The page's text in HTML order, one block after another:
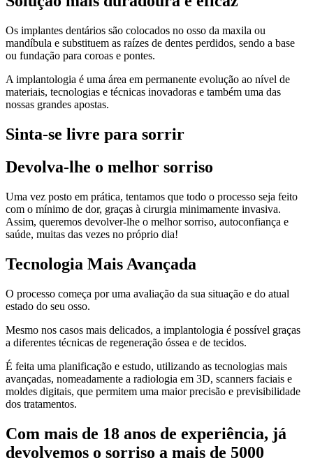
Os implantes dentários são colocados no osso da maxila ou
mandíbula e substituem as raízes de dentes perdidos, sendo a base
ou fundação para coroas e pontes.
A implantologia é uma área em permanente evolução ao nível de
materiais, tecnologias e técnicas inovadoras e também uma das
nossas grandes apostas.
Sinta-se livre para sorrir
Devolva-lhe o melhor sorriso
Uma vez posto em prática, tentamos que todo o processo seja feito
com o mínimo de dor, graças à cirurgia minimamente invasiva.
Assim, queremos devolver-lhe o melhor sorriso, autoconfiança e
saúde, muitas das vezes no próprio dia!
Tecnologia Mais Avançada
O processo começa por uma avaliação da sua situação e do atual
estado do seu osso.
Mesmo nos casos mais delicados, a implantologia é possível graças
a diferentes técnicas de regeneração óssea e de tecidos.
É feita uma planificação e estudo, utilizando as tecnologias mais
avançadas, nomeadamente a radiologia em 3D, scanners faciais e
moldes digitais, que permitem uma maior precisão e previsibilidade
dos tratamentos.
Com mais de 18 anos de experiência, já
devolvemos o sorriso a mais de 5000